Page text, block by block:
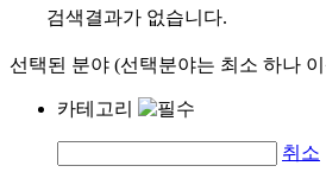
검색결과가 없습니다.
선택된 분야 (선택분야는 최소 하나
카테고리
취소